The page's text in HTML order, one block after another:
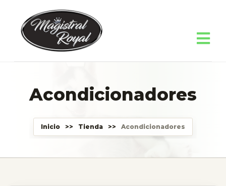
Acondicionadores
Inicio >> Tienda >> Acondicionadores